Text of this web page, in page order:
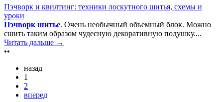
Пэчворк и квилтинг: техники лоскутного шитья, схемы и
уроки
Пэчворк шитье. Очень необычный объемный блок. Можно
сшить таким образом чудесную декоративную подушку....
Читать дальше →
••
назад
1
2
вперед